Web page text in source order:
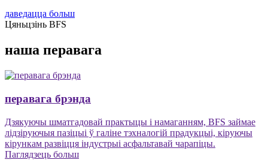
даведацца больш
Цяньцзінь BFS
наша перавага
перавага брэнда
Дзякуючы шматгадовай практыцы і намаганням, BFS займае
лідзіруючыя пазіцыі ў галіне тэхналогій прадукцыі, кіруючы
кірункам развіцця індустрыі асфальтавай чарапіцы.
Паглядзець больш